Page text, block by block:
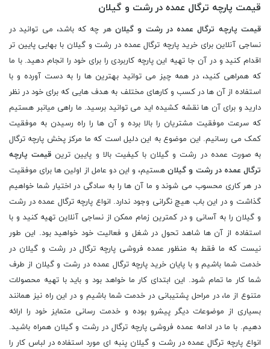
قیمت پارچه ترگال عمده در رشت و گیلان
قیمت پارچه ترگال عمده در رشت و گیلانهر چه که باشد، می توانید در
نساجی آنلاین برای خرید پارچه ترگال عمده در رشت و گیلان با بهایی پایین تر
اقدام کنید و در آن جا تهیه این پارچه کاربردی را برای خود را انجام دهید. با ما
که همراهی کنید، در همه چیز می توانید بهترین ها را به دست آورده و با
استفاده از آن ها در کسب و کارهای مختلف به هدف هایی که برای خود در نظر
دارید و برای آن ها نقشه کشیده اید می توانید برسید. ما راهی میانبر هستیم
که سرعت موفقیت مشتریان را بالا برده و آن ها را راه رسیدن به موفقیت
کمک می رسانیم. این موضوع به این دلیل است که ما مرکز پخش پارچه ترگال
به صورت عمده در رشت و گیلان با کیفیت بالا و پایین ترین قیمت پارچه
ترگال عمده در رشت و گیلانهستیم، و این دو عامل از اولین ها برای موفقیت
در هر کاری محسوب می شوند و ما آن ها را به سادگی در اختیار شما خواهیم
گذاشت و در این باب هیچ نگرانی وجود ندارد. انواع پارچه ترگال عمده در رشت
و گیلان را به آسانی و در کمترین زمام ممکن از نساجی آنلاین تهیه کنید و با
استفاده از آن ها شاهد تحول در شغل و فعالیت خود خواهید بود. این طور
نیست که ما فقط به منظور عمده فروشی پارچه ترگال در رشت و گیلان در
خدمت شما باشیم و با پایان خرید پارچه ترگال عمده در رشت و گیلان از طرف
شما کار ما تمام شود. این ابتدای کار ما خواهد بود و باید با تهیه محصولات
متنوع از ما، در مراحل پشتیبانی در خدمت شما باشیم و در این راه نیز همانند
بسیاری از موضوعات دیگر پیشرو بوده و خدمت رسانی متمایز خود را ارائه
دهیم. با ما در ادامه عمده فروشی پارچه ترگال در رشت و گیلان همراه باشید.
انواع پارچه ترگال عمده در رشت و گیلان پنبه ای مورد استفاده در لباس کار را